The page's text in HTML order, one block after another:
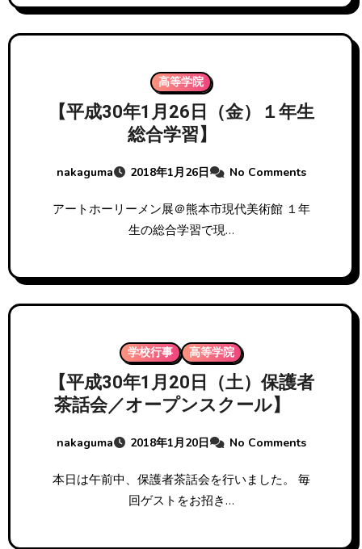
高等学院
【平成30年1月26日（金）１年生
総合学習】
nakaguma 2018年1月26日 No Comments
アートホーリーメン展＠熊本市現代美術館 １年
生の総合学習で現…
学校行事 高等学院
【平成30年1月20日（土）保護者
茶話会／オープンスクール】
nakaguma 2018年1月20日 No Comments
本日は午前中、保護者茶話会を行いました。 毎
回ゲストをお招き…